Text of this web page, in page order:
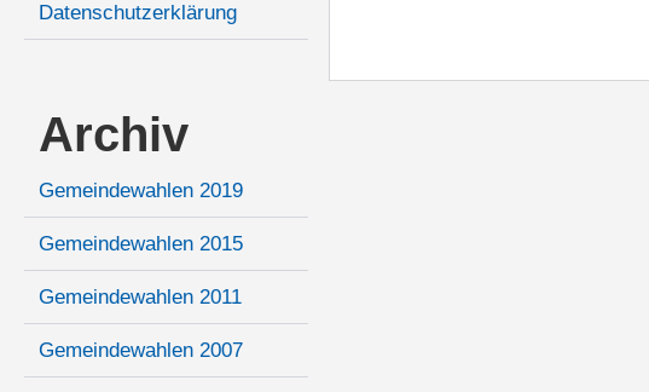
Datenschutzerklärung
Archiv
Gemeindewahlen 2019
Gemeindewahlen 2015
Gemeindewahlen 2011
Gemeindewahlen 2007